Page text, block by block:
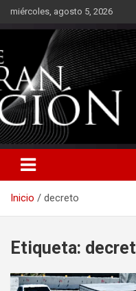
Saltarmiércoles, agosto 5, 2026
Inicio decreto
Etiqueta: